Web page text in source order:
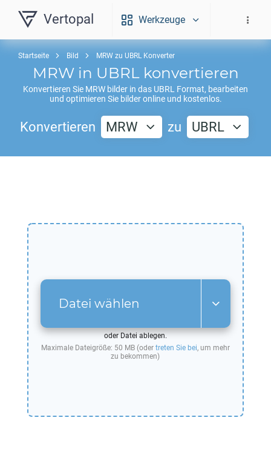
Vertopal Werkzeuge
Startseite Bild MRW zu UBRL Konverter
MRWin UBRLkonvertieren
Konvertieren Sie MRW bilder in das UBRL Format, bearbeiten
und optimieren Sie bilder online und kostenlos.
Konvertieren MRW zu UBRL
Datei wählen
oder Datei ablegen.
Maximale Dateigröße: 50 MB (oder treten Sie bei, um mehr
zu bekommen)